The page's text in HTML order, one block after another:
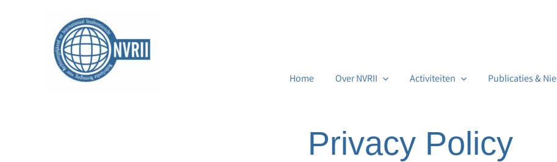
Home Over NVRII Activiteiten Publicaties &
Privacy Policy